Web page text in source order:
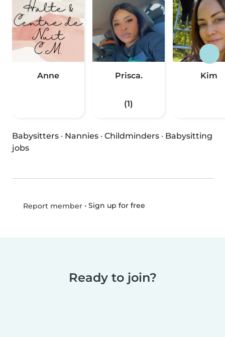
Anne Prisca.
(1)
Kim
Babysitters · Nannies · Childminders · Babysitting
jobs
Report member• Sign up for free
Ready to join?